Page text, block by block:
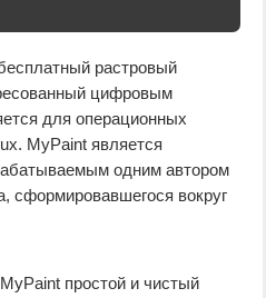
растровый
цифровым
для операционных
MyPaint является
одним автором
сформировавшегося вокруг
простой и чистый